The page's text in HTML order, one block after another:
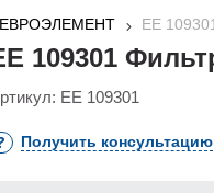
ЕВРОЭЛЕМЕНТ ЕЕ
109301
ЕЕ 109301
Получить консультацию